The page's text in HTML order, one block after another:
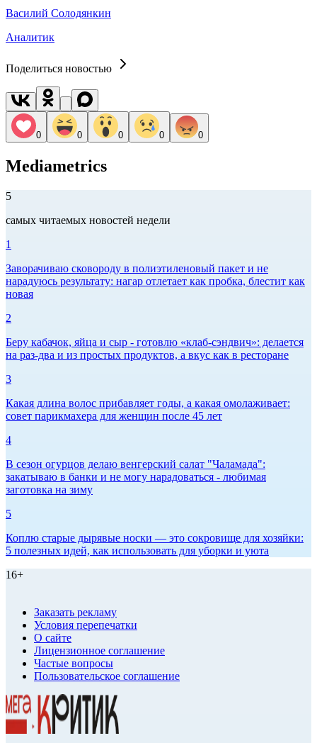
Василий Солодянкин
Аналитик
Поделиться новостью
0 0 0 0 0
Mediametrics
5
самых читаемых новостей недели
1
Заворачиваю сковороду в полиэтиленовый пакет и не
нарадуюсь результату: нагар отлетает как пробка, блестит как
новая
2
Беру кабачок, яйца и сыр - готовлю «клаб-сэндвич»: делается
на раз-два и из простых продуктов, а вкус как в ресторане
3
Какая длина волос прибавляет годы, а какая омолаживает:
совет парикмахера для женщин после 45 лет
4
В сезон огурцов делаю венгерский салат "Чаламада":
закатываю в банки и не могу нарадоваться - любимая
заготовка на зиму
5
Коплю старые дырявые носки — это сокровище для хозяйки:
5 полезных идей, как использовать для уборки и уюта
16+
Заказать рекламу
Условия перепечатки
О сайте
Лицензионное соглашение
Частые вопросы
Пользовательское соглашение